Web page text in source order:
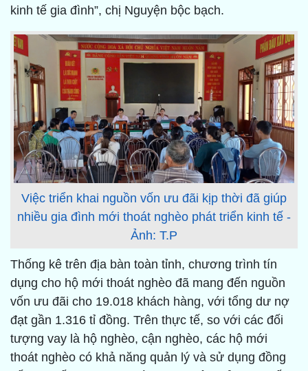
kinh tế gia đình”, chị Nguyện bộc bạch.
Việc triển khai nguồn vốn ưu đãi kịp thời đã giúp
nhiều gia đình mới thoát nghèo phát triển kinh tế -
Ảnh: T.P
Thống kê trên địa bàn toàn tỉnh, chương trình tín
dụng cho hộ mới thoát nghèo đã mang đến nguồn
vốn ưu đãi cho 19.018 khách hàng, với tổng dư nợ
đạt gần 1.316 tỉ đồng. Trên thực tế, so với các đối
tượng vay là hộ nghèo, cận nghèo, các hộ mới
thoát nghèo có khả năng quản lý và sử dụng đồng